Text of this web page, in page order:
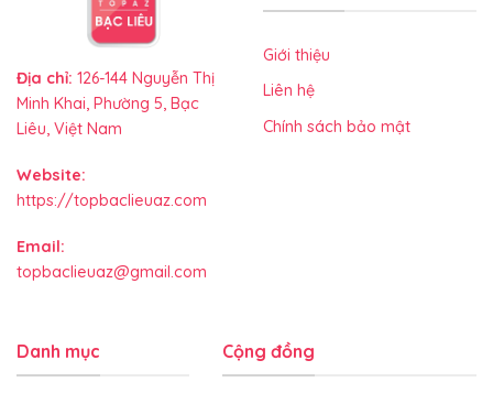
Địa chỉ: 126-144 Nguyễn Thị
Minh Khai, Phường 5, Bạc
Liêu, Việt Nam
Website:
https://topbaclieuaz.com
Email:
topbaclieuaz@gmail.com
Giới thiệu
Liên hệ
Chính sách bảo mật
Danh mục Cộng đồng